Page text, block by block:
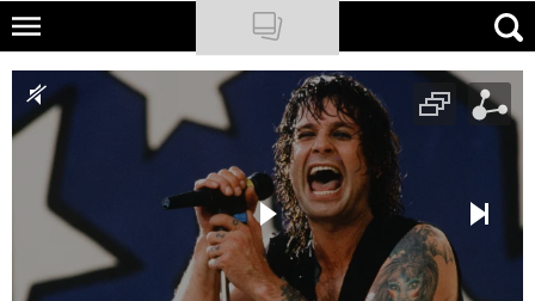
Skip
main
content
NATIONAL GEOGRAPHIC
TRAVELER
PODCASTY
Newsletter